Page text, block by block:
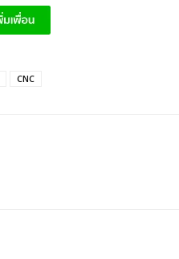
CNC